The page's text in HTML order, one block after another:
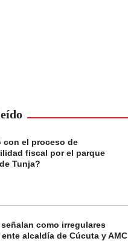
con el proceso de
fiscal por el parque
Tunja?
como irregulares
alcaldía de Cúcuta y AMC